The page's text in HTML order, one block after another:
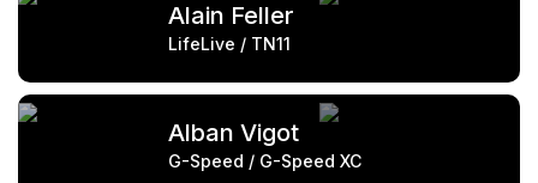
Alain Feller
LifeLive / TN11
Alban Vigot
G-Speed / G-Speed XC